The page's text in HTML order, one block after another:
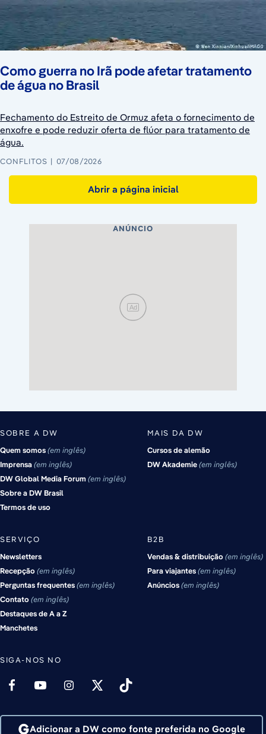
Como guerra no Irã pode afetar tratamento
de água no Brasil
Fechamento do Estreito de Ormuz afeta o fornecimento de
enxofre e pode reduzir oferta de flúor para tratamento de
água.
CONFLITOS 07/08/2026
Abrir a página inicial
ANÚNCIO
Ad
SOBRE A DW
Quem somos em inglês
Imprensa em inglês
DW Global Media Forum em inglês
Sobre a DW Brasil
Termos de uso
MAIS DA DW
Cursos de alemão
DW Akademie em inglês
SERVIÇO
Newsletters
Recepção em inglês
Perguntas frequentes em inglês
Contato em inglês
Destaques de A a Z
Manchetes
B2B
Vendas & distribuição em inglês
Para viajantes em inglês
Anúncios em inglês
SIGA-NOS NO
Adicionar a DW como fonte preferida no Google